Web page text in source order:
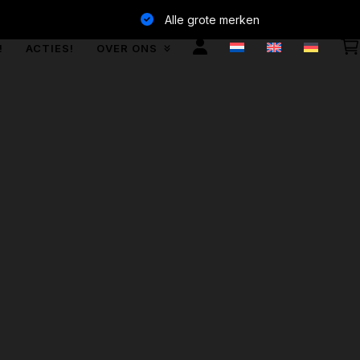
Alle grote merken
ACTIES! OVER ONS